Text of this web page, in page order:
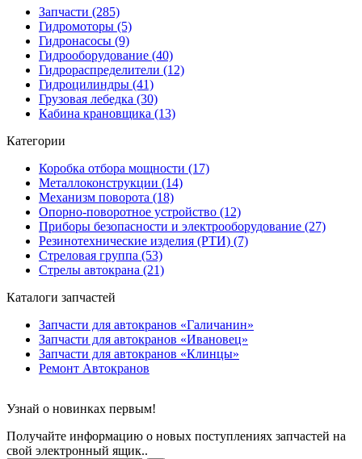
Запчасти (285)
Гидромоторы (5)
Гидронасосы (9)
Гидрооборудование (40)
Гидрораспределители (12)
Гидроцилиндры (41)
Грузовая лебедка (30)
Кабина крановщика (13)
Категории
Коробка отбора мощности (17)
Металлоконструкции (14)
Механизм поворота (18)
Опорно-поворотное устройство (12)
Приборы безопасности и электрооборудование (27)
Резинотехнические изделия (РТИ) (7)
Стреловая группа (53)
Стрелы автокрана (21)
Каталоги запчастей
Запчасти для автокранов «Галичанин»
Запчасти для автокранов «Ивановец»
Запчасти для автокранов «Клинцы»
Ремонт Автокранов
Узнай о новинках первым!
Получайте информацию о новых поступлениях запчастей на
свой электронный ящик..